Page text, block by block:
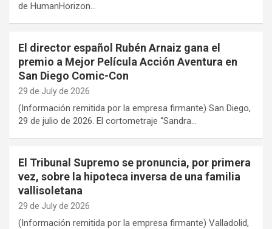
de HumanHorizon…
El director español Rubén Arnaiz gana el
premio a Mejor Película Acción Aventura en
San Diego Comic-Con
29 de July de 2026
(Información remitida por la empresa firmante) San Diego,
29 de julio de 2026. El cortometraje “Sandra…
El Tribunal Supremo se pronuncia, por primera
vez, sobre la hipoteca inversa de una familia
vallisoletana
29 de July de 2026
(Información remitida por la empresa firmante) Valladolid,